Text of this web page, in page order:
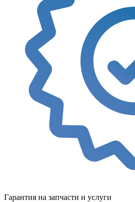
Гарантия на запчасти и услуги